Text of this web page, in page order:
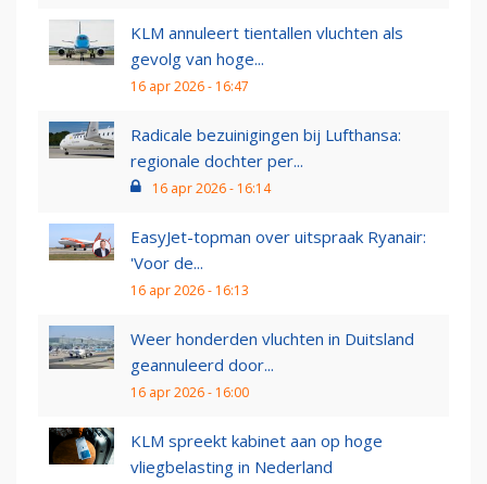
KLM annuleert tientallen vluchten als
gevolg van hoge...
16 apr 2026 - 16:47
Radicale bezuinigingen bij Lufthansa:
regionale dochter per...
16 apr 2026 - 16:14
EasyJet-topman over uitspraak Ryanair:
'Voor de...
16 apr 2026 - 16:13
Weer honderden vluchten in Duitsland
geannuleerd door...
16 apr 2026 - 16:00
KLM spreekt kabinet aan op hoge
vliegbelasting in Nederland